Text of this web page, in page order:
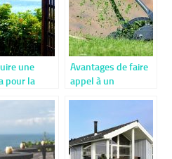
une
pour la
Avantages de faire
appel à un
du gazon naturel